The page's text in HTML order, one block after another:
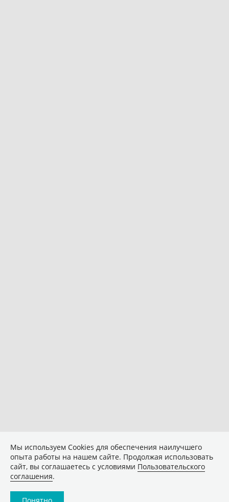
Мы используем Сookies для обеспечения наилучшего
опыта работы на нашем сайте. Продолжая использовать
сайт, вы соглашаетесь с условиями Пользовательского
соглашения.